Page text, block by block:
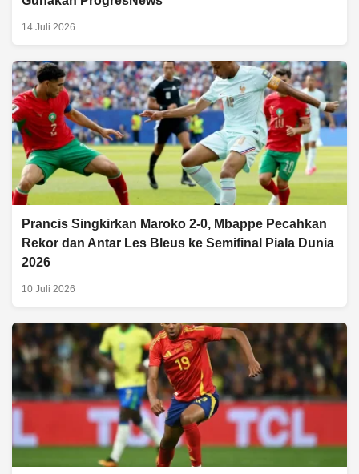
14 Juli 2026
Prancis Singkirkan Maroko 2-0, Mbappe Pecahkan
Rekor dan Antar Les Bleus ke Semifinal Piala Dunia
2026
10 Juli 2026